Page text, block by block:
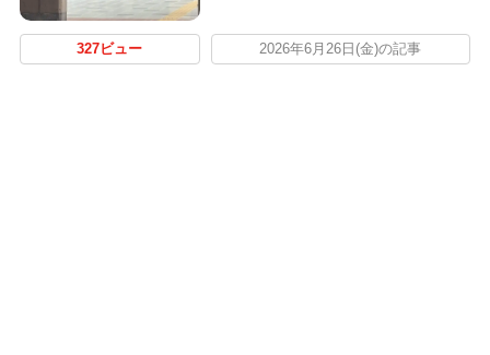
327ビュー 2026年6月26日(金)の記事